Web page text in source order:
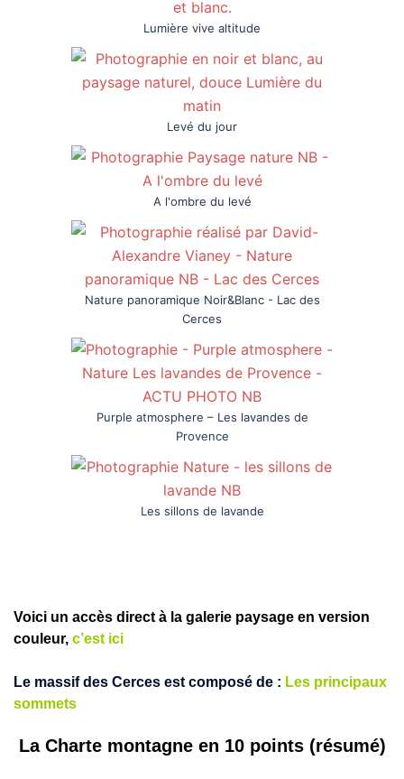
Lumière vive altitude
Levé du jour
A l'ombre du levé
Nature panoramique Noir&Blanc - Lac des
Cerces
Purple atmosphere – Les lavandes de
Provence
Les sillons de lavande
Voici un accès direct à la galerie paysage en version
couleur, c’est ici
Le massif des Cerces est composé de : Les principaux
sommets
La Charte montagne en 10 points (résumé)